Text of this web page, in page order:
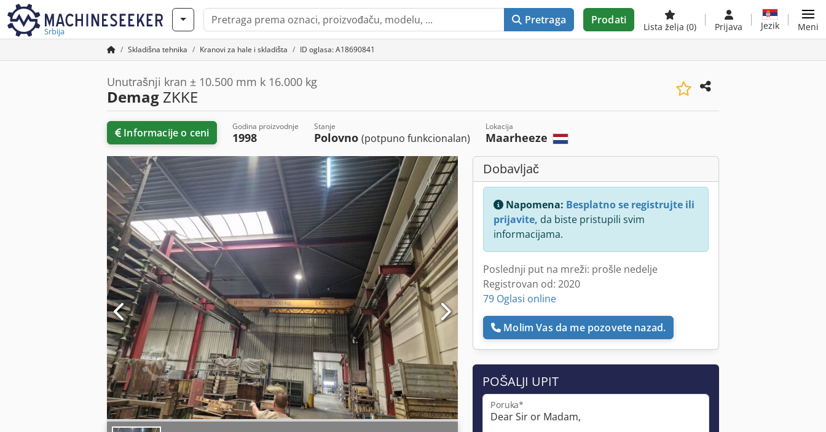
Srbija
Pretraga Prodati
Lista želja (0) Prijava Jezik Meni
Skladišna tehnika Kranovi za hale i skladišta ID oglasa: A18690841
Unutrašnji kran ± 10.500 mm k 16.000 kg
Demag ZKKE
Informacije o ceni Godina proizvodnje
1998
Stanje
Polovno(potpuno funkcionalan)
Lokacija
Maarheeze
Zatražite više slika
Dobavljač
Napomena: Besplatno se registrujte ili
prijavite, da biste pristupili svim
informacijama.
Poslednji put na mreži: prošle nedelje
Registrovan od: 2020
79 Oglasi online
Molim Vas da me pozovete nazad.
POŠALJI UPIT
Poruka*